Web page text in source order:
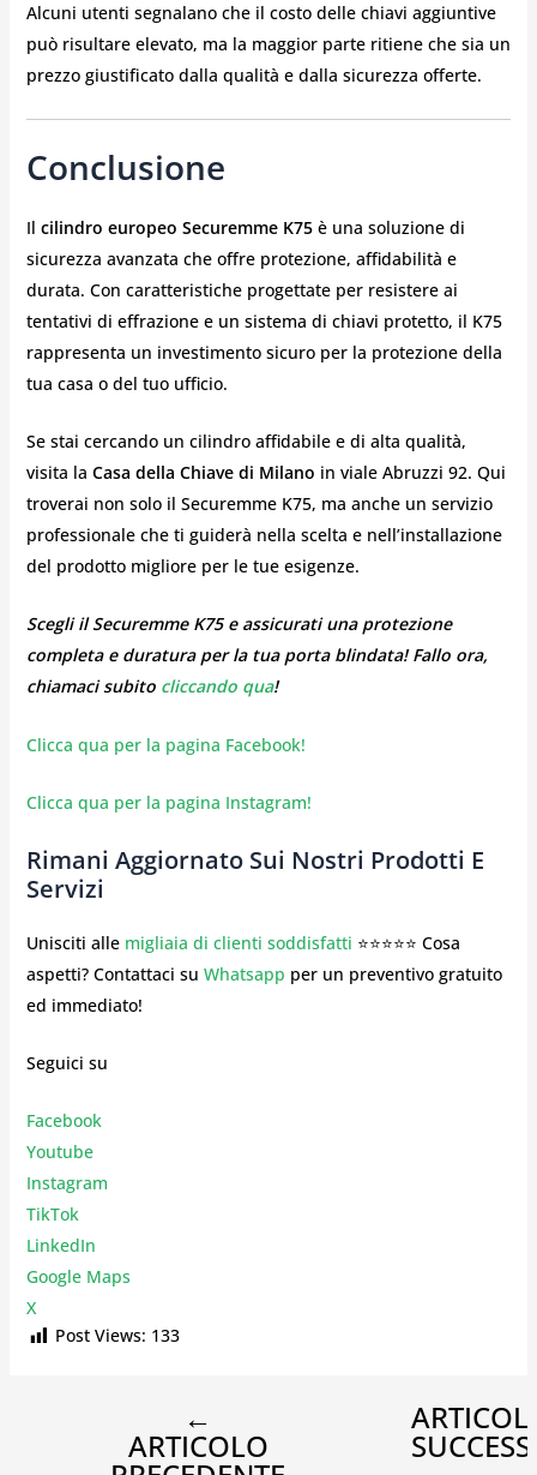
Alcuni utenti segnalano che il costo delle chiavi aggiuntive
può risultare elevato, ma la maggior parte ritiene che sia un
prezzo giustificato dalla qualità e dalla sicurezza offerte.
Conclusione
Il cilindro europeo Securemme K75è una soluzione di
sicurezza avanzata che offre protezione, affidabilità e
durata. Con caratteristiche progettate per resistere ai
tentativi di effrazione e un sistema di chiavi protetto, il K75
rappresenta un investimento sicuro per la protezione della
tua casa o del tuo ufficio.
Se stai cercando un cilindro affidabile e di alta qualità,
visita la Casa della Chiave di Milano in viale Abruzzi 92. Qui
troverai non solo il Securemme K75, ma anche un servizio
professionale che ti guiderà nella scelta e nell’installazione
del prodotto migliore per le tue esigenze.
Scegli il Securemme K75 e assicurati una protezione
completa e duratura per la tua porta blindata! Fallo ora,
chiamaci subito cliccando qua!
Clicca qua per la pagina Facebook!
Clicca qua per la pagina Instagram!
Rimani Aggiornato Sui Nostri Prodotti E
Servizi
Unisciti alle migliaia di clienti soddisfatti ⭐⭐⭐⭐⭐ Cosa
aspetti? Contattaci su Whatsapp per un preventivo gratuito
ed immediato!
Seguici su
Facebook
Youtube
Instagram
TikTok
LinkedIn
Google Maps
X
Post Views: 133
←
ARTICOLO